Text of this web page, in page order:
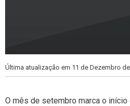
Última atualização em 11 de Dezembro
O mês de setembro marca o início